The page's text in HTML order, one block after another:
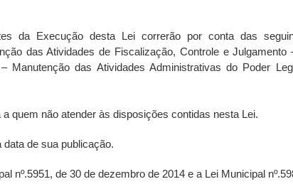
da Execução desta Lei correrão por conta das
das Atividades de Fiscalização, Controle e
Manutenção das Atividades Administrativas do Poder
quem não atender às disposições contidas nesta Lei.
de sua publicação.
nº.5951, de 30 de dezembro de 2014 e a Lei Municipal